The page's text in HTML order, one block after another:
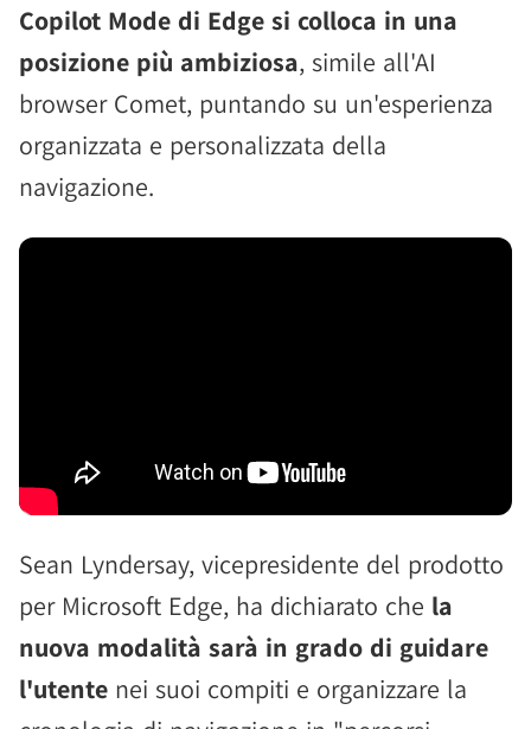
Copilot Mode di Edge si colloca in una
posizione più ambiziosa, simile all'AI
browser Comet, puntando su un'esperienza
organizzata e personalizzata della
navigazione.
Sean Lyndersay, vicepresidente del prodotto
per Microsoft Edge, ha dichiarato che la
nuova modalità sarà in grado di guidare
l'utente nei suoi compiti e organizzare la